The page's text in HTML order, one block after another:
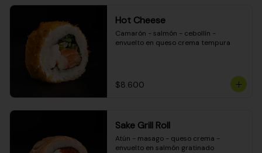
Hot Cheese
Camarón - salmón - cebollín -
envuelto en queso crema tempura
$8.600
Sake Grill Roll
Atún - masago - queso crema -
envuelto en salmón gratinado